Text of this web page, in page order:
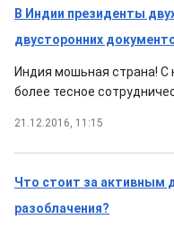
В Индии президенты
двусторонних
Индия мошьная страна! С
более тесное
21.12.2016, 11:15
Что стоит за активным
разоблачения?